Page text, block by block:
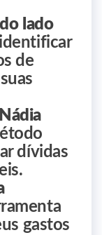
lado
de
dívidas
gastos